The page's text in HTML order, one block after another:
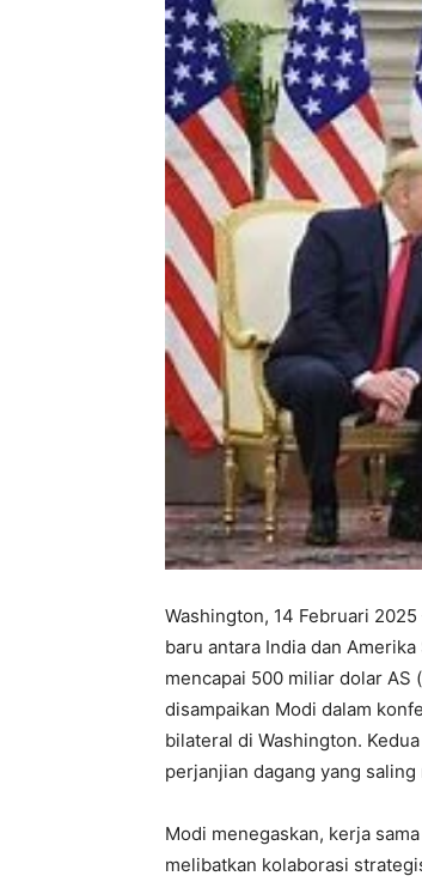
Washington, 14 Februari
baru antara India dan
mencapai 500 miliar dolar AS
disampaikan Modi dalam
bilateral di Washington.
perjanjian dagang yang
Modi menegaskan, kerja
melibatkan kolaborasi